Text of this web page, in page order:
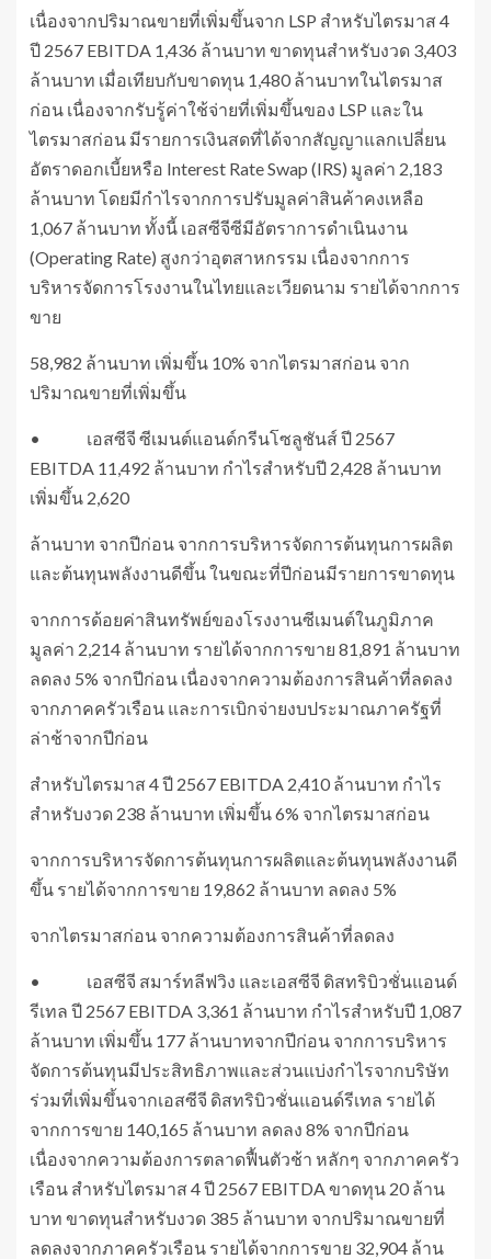
เนื่องจากปริมาณขายที่เพิ่มขึ้นจาก LSP สำหรับไตรมาส 4
ปี 2567 EBITDA 1,436 ล้านบาท ขาดทุนสำหรับงวด 3,403
ล้านบาท เมื่อเทียบกับขาดทุน 1,480 ล้านบาทในไตรมาส
ก่อน เนื่องจากรับรู้ค่าใช้จ่ายที่เพิ่มขึ้นของ LSP และใน
ไตรมาสก่อน มีรายการเงินสดที่ได้จากสัญญาแลกเปลี่ยน
อัตราดอกเบี้ยหรือ Interest Rate Swap (IRS) มูลค่า 2,183
ล้านบาท โดยมีกำไรจากการปรับมูลค่าสินค้าคงเหลือ
1,067 ล้านบาท ทั้งนี้ เอสซีจีซีมีอัตราการดำเนินงาน
(Operating Rate) สูงกว่าอุตสาหกรรม เนื่องจากการ
บริหารจัดการโรงงานในไทยและเวียดนาม รายได้จากการ
ขาย
58,982 ล้านบาท เพิ่มขึ้น 10% จากไตรมาสก่อน จาก
ปริมาณขายที่เพิ่มขึ้น
• เอสซีจี ซีเมนต์แอนด์กรีนโซลูชันส์ ปี 2567
EBITDA 11,492 ล้านบาท กำไรสำหรับปี 2,428 ล้านบาท
เพิ่มขึ้น 2,620
ล้านบาท จากปีก่อน จากการบริหารจัดการต้นทุนการผลิต
และต้นทุนพลังงานดีขึ้น ในขณะที่ปีก่อนมีรายการขาดทุน
จากการด้อยค่าสินทรัพย์ของโรงงานซีเมนต์ในภูมิภาค
มูลค่า 2,214 ล้านบาท รายได้จากการขาย 81,891 ล้านบาท
ลดลง 5% จากปีก่อน เนื่องจากความต้องการสินค้าที่ลดลง
จากภาคครัวเรือน และการเบิกจ่ายงบประมาณภาครัฐที่
ล่าช้าจากปีก่อน
สำหรับไตรมาส 4 ปี 2567 EBITDA 2,410 ล้านบาท กำไร
สำหรับงวด 238 ล้านบาท เพิ่มขึ้น 6% จากไตรมาสก่อน
จากการบริหารจัดการต้นทุนการผลิตและต้นทุนพลังงานดี
ขึ้น รายได้จากการขาย 19,862 ล้านบาท ลดลง 5%
จากไตรมาสก่อน จากความต้องการสินค้าที่ลดลง
• เอสซีจี สมาร์ทลีฟวิง และเอสซีจี ดิสทริบิวชั่นแอนด์
รีเทล ปี 2567 EBITDA 3,361 ล้านบาท กำไรสำหรับปี 1,087
ล้านบาท เพิ่มขึ้น 177 ล้านบาทจากปีก่อน จากการบริหาร
จัดการต้นทุนมีประสิทธิภาพและส่วนแบ่งกำไรจากบริษัท
ร่วมที่เพิ่มขึ้นจากเอสซีจี ดิสทริบิวชั่นแอนด์รีเทล รายได้
จากการขาย 140,165 ล้านบาท ลดลง 8% จากปีก่อน
เนื่องจากความต้องการตลาดฟื้นตัวช้า หลักๆ จากภาคครัว
เรือน สำหรับไตรมาส 4 ปี 2567 EBITDA ขาดทุน 20 ล้าน
บาท ขาดทุนสำหรับงวด 385 ล้านบาท จากปริมาณขายที่
ลดลงจากภาคครัวเรือน รายได้จากการขาย 32,904 ล้าน